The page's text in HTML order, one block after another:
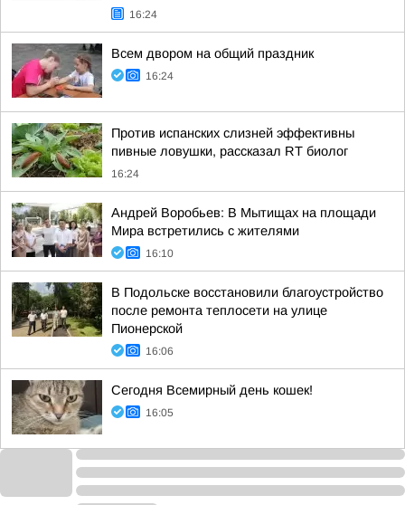
16:24
Всем двором на общий праздник
16:24
Против испанских слизней эффективны
пивные ловушки, рассказал RT биолог
16:24
Андрей Воробьев: В Мытищах на площади
Мира встретились с жителями
16:10
В Подольске восстановили благоустройство
после ремонта теплосети на улице
Пионерской
16:06
Сегодня Всемирный день кошек!
16:05